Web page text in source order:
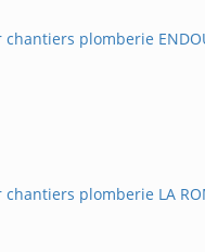
plomberie
chantiers plomberie LA